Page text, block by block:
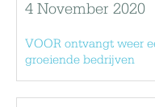
4 November 2020
VOOR ontvangt weer
groeiende bedrijven